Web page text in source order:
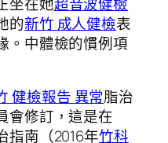
的新竹 成人健檢表
。中體檢的慣例項
健檢報告 異常脂治
會修訂，這是在
指南（2016年竹科